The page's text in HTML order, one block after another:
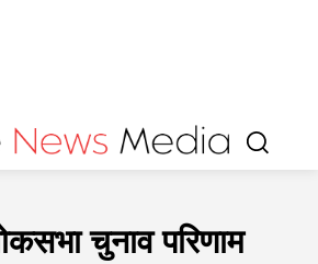
चुनाव परिणाम